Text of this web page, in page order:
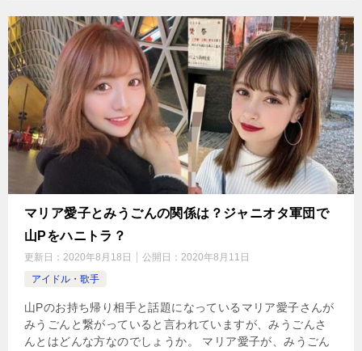
マリア愛子とみうごんの関係は？ジャニオタ軍団で
山Pをハニトラ？
更新日： 2020年8月18日 公開日： 2020年8月11日
アイドル・歌手
山Pのお持ち帰り相手と話題になっているマリア愛子さんが
みうごんと繋がっていると言われていますが、みうごんさ
んとはどんな方なのでしょうか。 マリア愛子が、みうごん